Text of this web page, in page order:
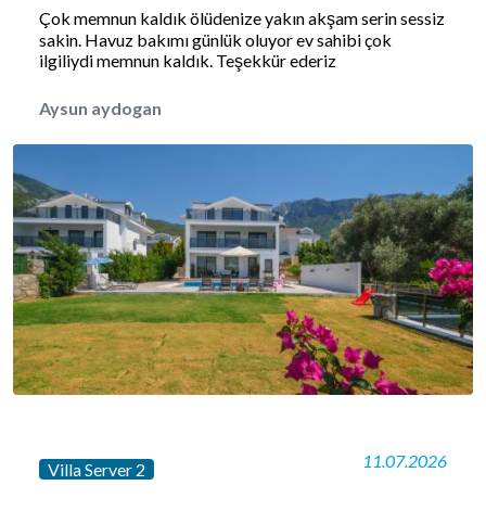
Çok memnun kaldık ölüdenize yakın akşam serin sessiz
sakin. Havuz bakımı günlük oluyor ev sahibi çok
ilgiliydi memnun kaldık. Teşekkür ederiz
Aysun aydogan
Villa Server 2 11.07.2026